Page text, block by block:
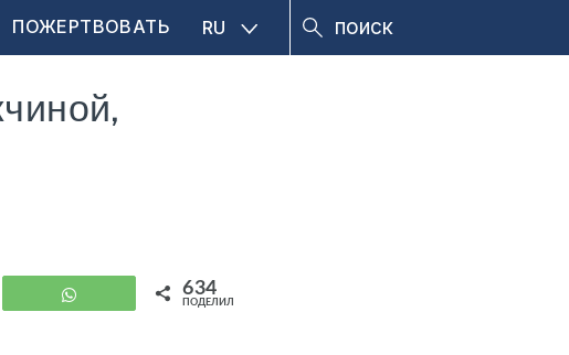
ПОЖЕРТВОВАТЬ RU
WhatsApp 634
ПОДЕЛИЛИСЬ